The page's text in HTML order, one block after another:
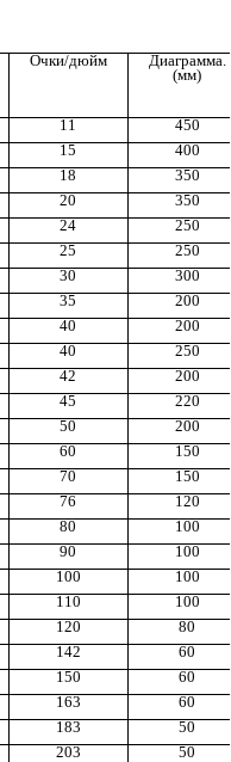
Очки/дюйм
Диаграмма.
(мм)
11
450
15
400
18
350
20
350
24
250
25
250
30
300
35
200
40
200
40
250
42
200
45
220
50
200
60
150
70
150
76
120
80
100
90
100
100
100
110
100
120
80
142
60
150
60
163
60
183
50
203
50